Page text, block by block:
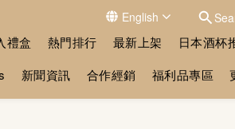
English
禮盒 熱門排行 最新上架 日本酒杯
新聞資訊 合作經銷 福利品專區